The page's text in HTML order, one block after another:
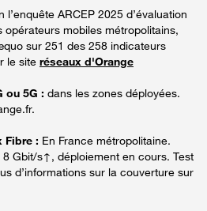
l’enquête ARCEP 2025 d’évaluation
mobiles métropolitains,
sur 251 des 258 indicateurs
le site réseaux d'Orange
ou 5G : dans les zones déployées.
Fibre : En France métropolitaine.
Gbit/s↑, déploiement en cours. Test
d’informations sur la couverture sur